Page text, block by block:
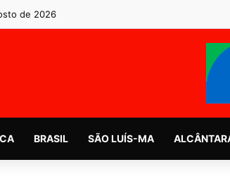
de 2026
BRASIL SÃO LUÍS-MA